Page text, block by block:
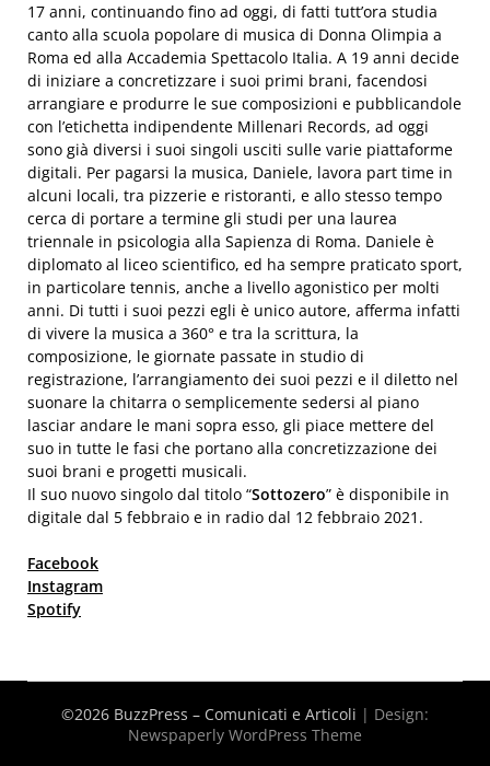
17 anni, continuando fino ad oggi, di fatti tutt’ora studia
canto alla scuola popolare di musica di Donna Olimpia a
Roma ed alla Accademia Spettacolo Italia. A 19 anni decide
di iniziare a concretizzare i suoi primi brani, facendosi
arrangiare e produrre le sue composizioni e pubblicandole
con l’etichetta indipendente Millenari Records, ad oggi
sono già diversi i suoi singoli usciti sulle varie piattaforme
digitali. Per pagarsi la musica, Daniele, lavora part time in
alcuni locali, tra pizzerie e ristoranti, e allo stesso tempo
cerca di portare a termine gli studi per una laurea
triennale in psicologia alla Sapienza di Roma. Daniele è
diplomato al liceo scientifico, ed ha sempre praticato sport,
in particolare tennis, anche a livello agonistico per molti
anni. Di tutti i suoi pezzi egli è unico autore, afferma infatti
di vivere la musica a 360° e tra la scrittura, la
composizione, le giornate passate in studio di
registrazione, l’arrangiamento dei suoi pezzi e il diletto nel
suonare la chitarra o semplicemente sedersi al piano
lasciar andare le mani sopra esso, gli piace mettere del
suo in tutte le fasi che portano alla concretizzazione dei
suoi brani e progetti musicali.
Il suo nuovo singolo dal titolo “Sottozero” è disponibile in
digitale dal 5 febbraio e in radio dal 12 febbraio 2021.
Facebook
Instagram
Spotify
©2026 BuzzPress – Comunicati e Articoli | Design:
Newspaperly WordPress Theme